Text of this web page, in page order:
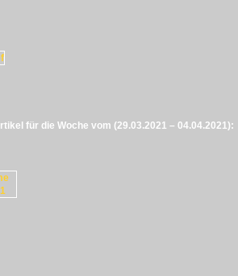
für die Woche vom (29.03.2021 – 04.04.2021):